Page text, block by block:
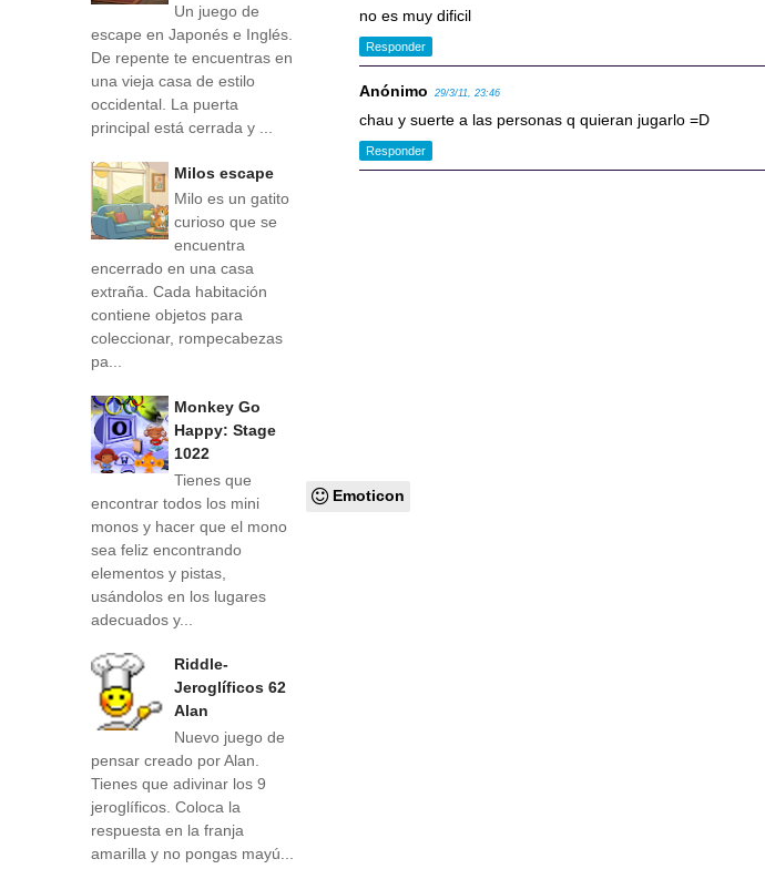
no es muy dificil
Responder
Anónimo 29/3/11, 23:46
chau y suerte a las personas q quieran jugarlo =D
Responder
Emoticon
Un juego de
escape en Japonés e Inglés.
De repente te encuentras en
una vieja casa de estilo
occidental. La puerta
principal está cerrada y ...
Milos escape
Milo es un gatito
curioso que se
encuentra
encerrado en una casa
extraña. Cada habitación
contiene objetos para
coleccionar, rompecabezas
pa...
Monkey Go
Happy: Stage
1022
Tienes que
encontrar todos los mini
monos y hacer que el mono
sea feliz encontrando
elementos y pistas,
usándolos en los lugares
adecuados y...
Riddle-
Jeroglíficos 62
Alan
Nuevo juego de
pensar creado por Alan.
Tienes que adivinar los 9
jeroglíficos. Coloca la
respuesta en la franja
amarilla y no pongas mayú...